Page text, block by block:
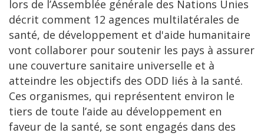
lors de l’Assemblée générale des Nations Unies
décrit comment 12 agences multilatérales de
santé, de développement et d'aide humanitaire
vont collaborer pour soutenir les pays à assurer
une couverture sanitaire universelle et à
atteindre les objectifs des ODD liés à la santé.
Ces organismes, qui représentent environ le
tiers de toute l’aide au développement en
faveur de la santé, se sont engagés dans des